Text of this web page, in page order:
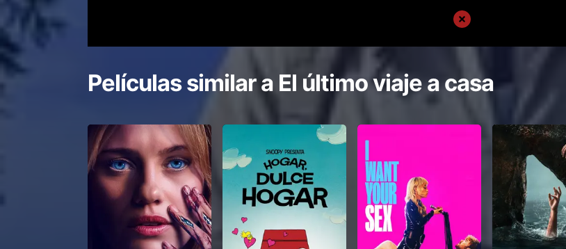
Películas similar a El último viaje a casa